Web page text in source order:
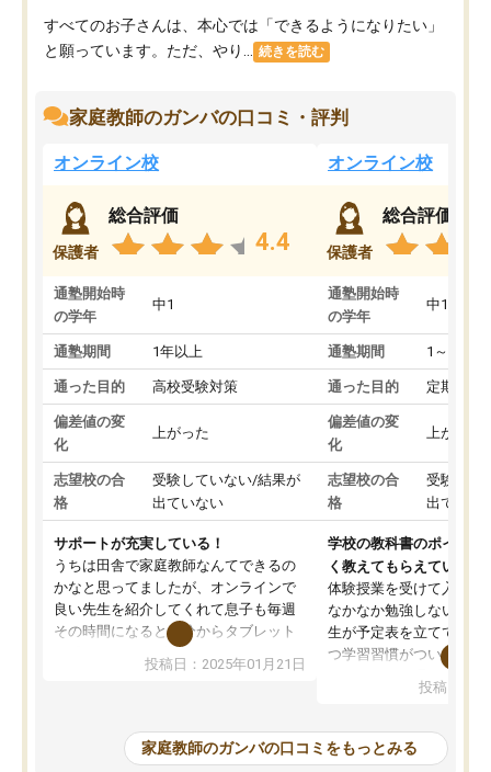
すべてのお子さんは、本心では「できるようになりたい」
と願っています。ただ、やり...
続きを読む
家庭教師のガンバの口コミ・評判
オンライン校
保護者
総合評価
4.4
通塾開始時
の学年
中1
通塾期間 1年以上
通った目的 高校受験対策
偏差値の変
化
上がった
志望校の合
格
受験していない/結果が
出ていない
サポートが充実している！
うちは田舎で家庭教師なんてできるの
かなと思ってましたが、オンラインで
良い先生を紹介してくれて息子も毎週
その時間になると自分からタブレット
を開いてzoomを繋げるようになりまし
た！5科目なんでもOKなのもとても気
めて1年ほどだった今では平均点以上の
科目が増えてきました！あと1年受験ま
投稿日：2025年01月21日
オンライン校
保護者
総合評価
通塾開始時
の学年
中1
通塾期間 1～3ヵ月
通った目的 定期テス
偏差値の変
化
上がった
志望校の合
格
受験して
出ていな
学校の教科書のポイント
く教えてもらえている
体験授業を受けて入塾し
なかなか勉強しない息子
生が予定表を立ててくれ
つ学習習慣がついてきま
指導が無い日も予定表
問できるのでとても助か
投稿日：
家庭教師のガンバの口コミをもっとみる